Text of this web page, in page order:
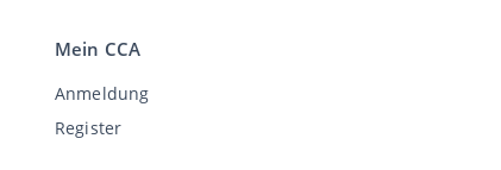
Mein CCA
Anmeldung
Register